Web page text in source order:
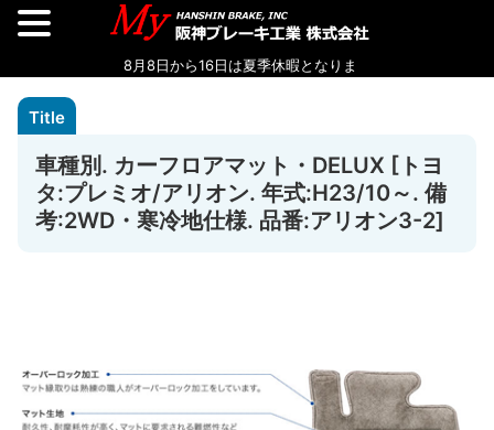
車種別. カーフロアマット・DELUX [トヨ
タ:プレミオ/アリオン. 年式:H23/10～. 備
考:2WD・寒冷地仕様. 品番:アリオン3-2]